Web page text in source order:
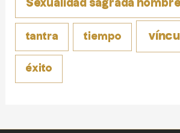
Sexualidad sagrada
tantra tiempo
éxito